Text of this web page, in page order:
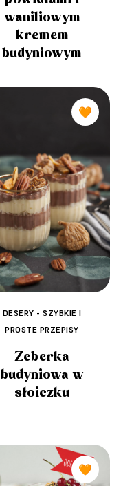
waniliowym
kremem
budyniowym
🧡
DESERY - SZYBKIE I
PROSTE PRZEPISY
Zeberka
budyniowa w
słoiczku
🧡